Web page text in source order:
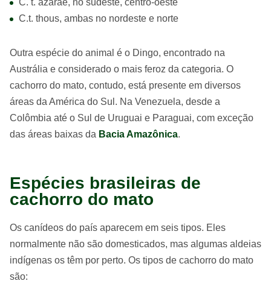
C. t. azarae, no sudeste, centro-oeste
C.t. thous, ambas no nordeste e norte
Outra espécie do animal é o Dingo, encontrado na
Austrália e considerado o mais feroz da categoria. O
cachorro do mato, contudo, está presente em diversos
áreas da América do Sul. Na Venezuela, desde a
Colômbia até o Sul de Uruguai e Paraguai, com exceção
das áreas baixas da Bacia Amazônica.
Espécies brasileiras de
cachorro do mato
Os canídeos do país aparecem em seis tipos. Eles
normalmente não são domesticados, mas algumas aldeias
indígenas os têm por perto. Os tipos de cachorro do mato
são: